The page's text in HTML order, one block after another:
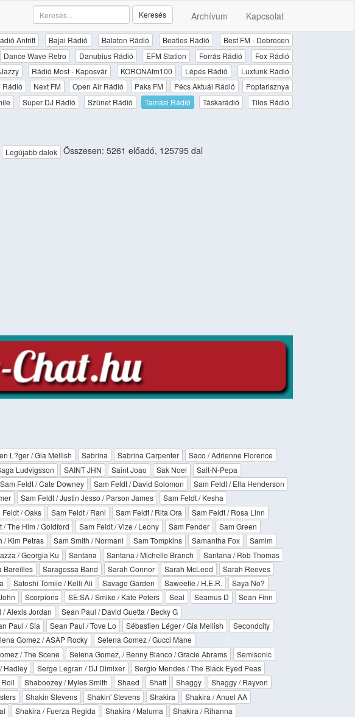
Archívum Kapcsolat
Keresés
Antritt Bajai Rádió Balaton Rádió Beatles Rádió
Best FM - Debrecen
Dance Wave Retro Danubius Rádió EFM Station Forrás Rádió
Fox Rádió
Jazzy Rádió Most - Kaposvár KORONAfm100 Lépés Rádió
Luxfunk Rádió
Rádió Next FM Open Air Rádió Paks FM Pécs Aktuál Rádió
Poptarisznya
Super DJ Rádió Szünet Rádió Tamási Rádió Táskarádió
Tilos Rádió
Legújabb dalok Összesen: 5261 előadó, 125795 dal
L?ger / Gia Mellish Sabrina Sabrina Carpenter
Saco / Adrienne Florence
Ludvigsson SAINT JHN Saint Joao Sak Noel
Salt-N-Pepa
Sam Feldt / Cate Downey Sam Feldt / David Solomon
Sam Feldt / Ella Henderson
Sam Feldt / Justin Jesso / Parson James
Sam Feldt / Kesha
Feldt / Oaks Sam Feldt / Rani Sam Feldt / Rita Ora
Sam Feldt / Rosa Linn
/ The Him / Goldford Sam Feldt / Vize / Leony Sam Fender
Sam Green
/ Kim Petras Sam Smith / Normani Sam Tompkins Samantha Fox
Samim
/ Georgia Ku Santana Santana / Michelle Branch
Santana / Rob Thomas
Bareilles Saragossa Band Sarah Connor Sarah McLeod
Sarah Reeves
Satoshi Tomiie / Kelli Ali Savage Garden Saweetie / H.E.R.
Saya No?
Scorpions SE:SA / Smike / Kate Peters Seal Seamus D
Sean Finn
/ Alexis Jordan
Sean Paul / David Guetta / Becky G
Paul / Sia Sean Paul / Tove Lo Sébastien Léger / Gia Mellish
Secondcity
Gomez / ASAP Rocky
Selena Gomez / Gucci Mane
/ The Scene Selena Gomez, / Benny Blanco / Gracie Abrams
Semisonic
Hadley Serge Legran / DJ Dimixer
Sergio Mendes / The Black Eyed Peas
Shaboozey / Myles Smith Shaed Shaft Shaggy
Shaggy / Rayvon
Shakin Stevens Shakin' Stevens Shakira
Shakira / Anuel AA
Shakira / Fuerza Regida Shakira / Maluma
Shakira / Rihanna